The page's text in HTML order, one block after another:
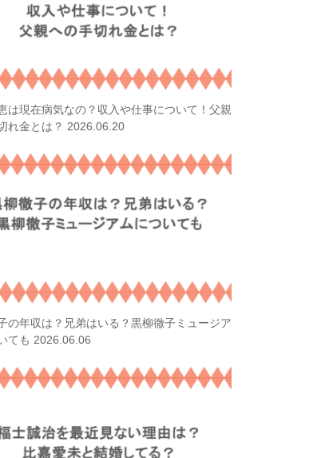
は現在病気なの？収入や仕事について！父親
れ金とは？ 2026.06.20
の年収は？兄弟はいる？黒柳徹子ミュージア
ても 2026.06.06